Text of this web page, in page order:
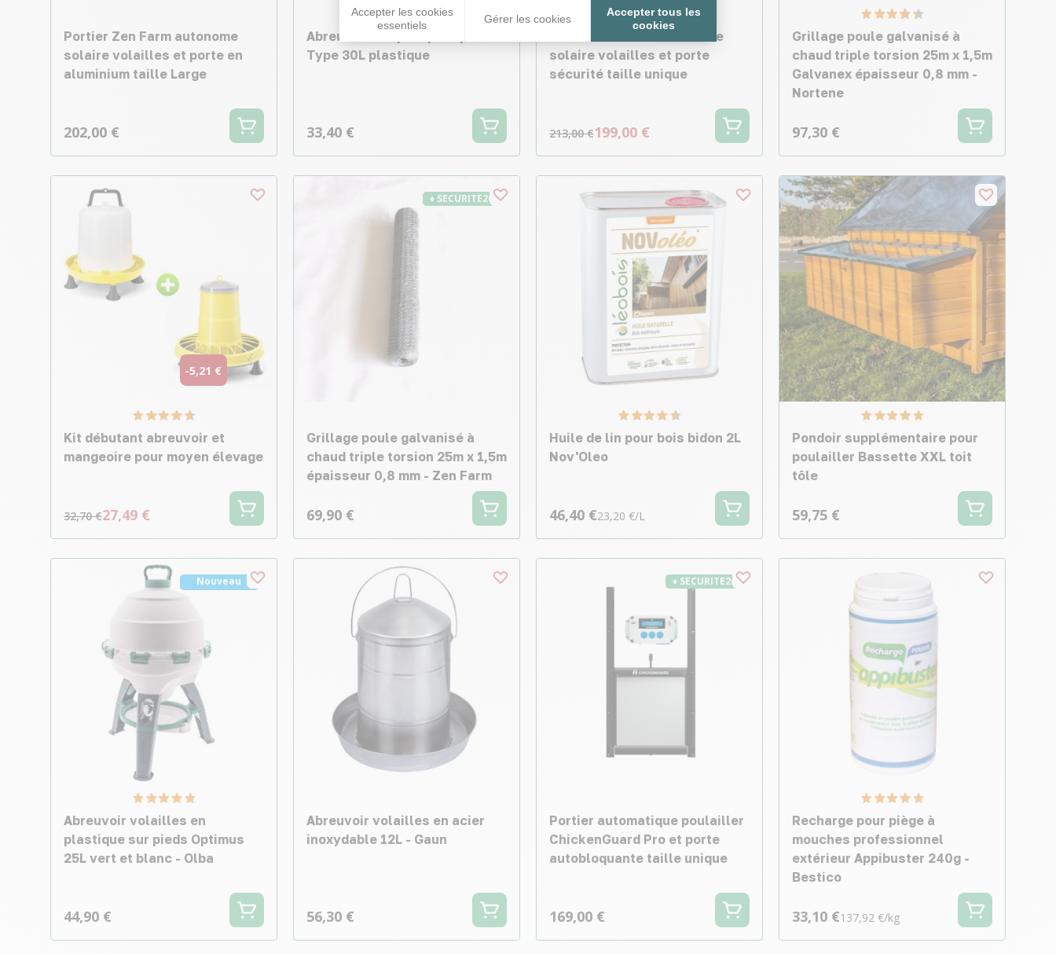
Accepter les cookies
essentiels
Gérer les cookies
Accepter tous les
cookies
Portier Zen Farm autonome
solaire volailles et porte en
aluminium taille Large
202,00 €
Abreuvoir sur pied pour poule
Type 30L plastique
33,40 €
Portier Zen Farm autonome
solaire volailles et porte
sécurité taille unique
213,00 €199,00 €
Grillage poule galvanisé à
chaud triple torsion 25m x 1,5m
Galvanex épaisseur 0,8 mm -
Nortene
97,30 €
-5,21 €
Kit débutant abreuvoir et
mangeoire pour moyen élevage
32,70 €27,49 €
♦ SECURITE26
Grillage poule galvanisé à
chaud triple torsion 25m x 1,5m
épaisseur 0,8 mm - Zen Farm
69,90 €
Huile de lin pour bois bidon 2L
Nov'Oleo
46,40 €23,20 €/L
Pondoir supplémentaire pour
poulailler Bassette XXL toit
tôle
59,75 €
Nouveau
Abreuvoir volailles en
plastique sur pieds Optimus
25L vert et blanc - Olba
44,90 €
Abreuvoir volailles en acier
inoxydable 12L - Gaun
56,30 €
♦ SECURITE26
Portier automatique poulailler
ChickenGuard Pro et porte
autobloquante taille unique
169,00 €
Recharge pour piège à
mouches professionnel
extérieur Appibuster 240g -
Bestico
33,10 €137,92 €/kg